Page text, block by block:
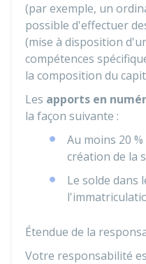
(par exemple, un
possible d'effectuer
(mise à disposition
compétences
la composition du
Les apports en
la façon suivante :
Au moins 20 %
création de la
Le solde dans
Étendue de la
Votre responsabilité